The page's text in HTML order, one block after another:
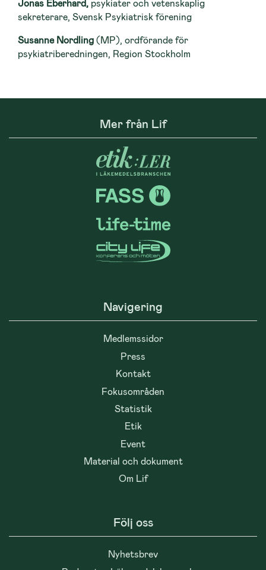
Jonas Eberhard, psykiater och vetenskaplig
sekreterare, Svensk Psykiatrisk förening
Susanne Nordling (MP), ordförande för
psykiatriberedningen, Region Stockholm
Mer från Lif
Navigering
Medlemssidor
Press
Kontakt
Fokusområden
Statistik
Etik
Event
Material och dokument
Om Lif
Följ oss
Nyhetsbrev